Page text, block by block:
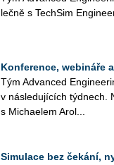
leč­ně s Tech­Si­m
Konference, webináře
Tým Advan­ced
v ná­sle­du­jí­cích týd­nech.
s Mi­cha­e­lem Arol...
Simulace bez čekání,